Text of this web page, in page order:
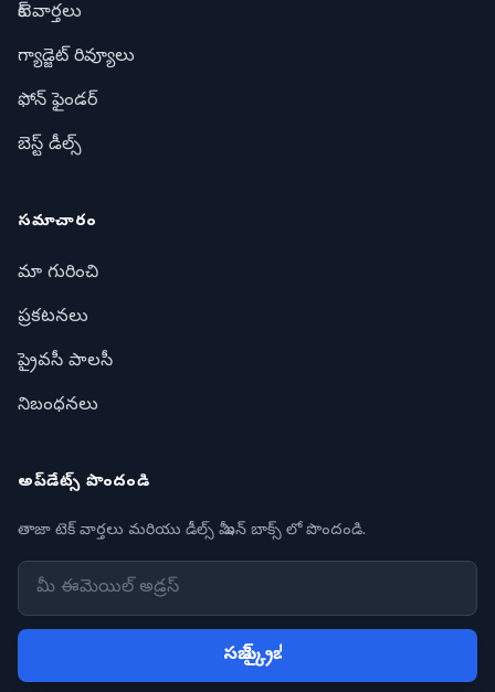
టెక్ వార్తలు
గ్యాడ్జెట్ రివ్యూలు
ఫోన్ ఫైండర్
బెస్ట్ డీల్స్
సమాచారం
మా గురించి
ప్రకటనలు
ప్రైవసీ పాలసీ
నిబంధనలు
అప్‌డేట్స్ పొందండి
తాజా టెక్ వార్తలు మరియు డీల్స్ మీ ఇన్ బాక్స్ లో పొందండి.
సబ్ స్క్రైబ్